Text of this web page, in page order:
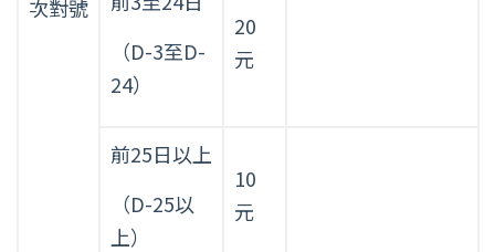
次對號
（D-3至D-
24）
20
元
前25日以上
（D-25以
上）
10
元